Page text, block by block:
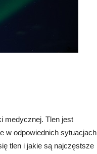
medycznej. Tlen jest
w odpowiednich sytuacjach
tlen i jakie są najczęstsze